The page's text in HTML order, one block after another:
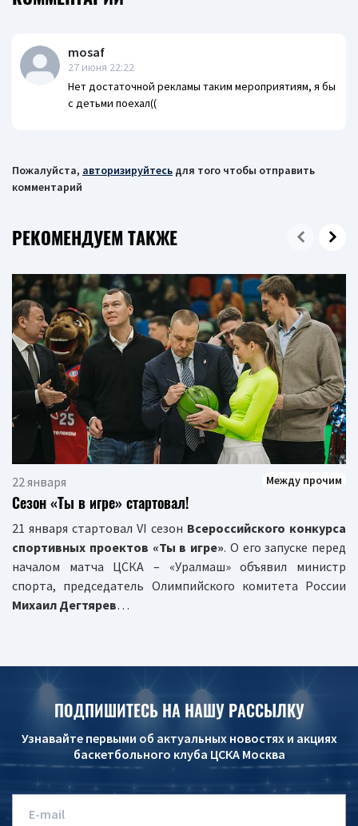
mosaf
27 июня 22:22
Нет достаточной рекламы таким мероприятиям, я бы
с детьми поехал((
Пожалуйста, авторизируйтесь для того чтобы отправить
комментарий
РЕКОМЕНДУЕМ ТАКЖЕ
22 января Между прочим
Сезон «Ты в игре» стартовал!
21 января стартовал VI сезон Всероссийского конкурса
спортивных проектов «Ты в игре». О его запуске перед
началом матча ЦСКА – «Уралмаш» объявил министр
спорта, председатель Олимпийского комитета России
Михаил Дегтярев…
ПОДПИШИТЕСЬ НА НАШУ РАССЫЛКУ
Узнавайте первыми об актуальных новостях и акциях
баскетбольного клуба ЦСКА Москва